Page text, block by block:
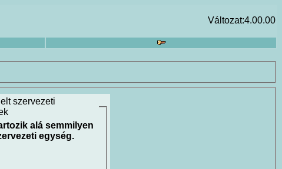
Változat:4.00.00
szervezeti
alá semmilyen
egység.